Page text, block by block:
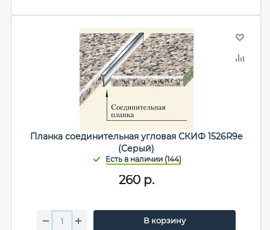
Планка соединительная угловая СКИФ 1526R9e
(Серый)
260р.
В корзину